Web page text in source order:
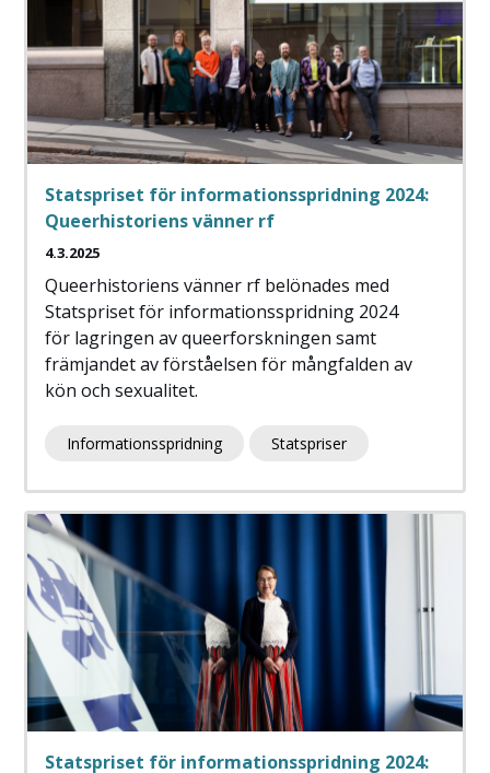
Statspriset för informationsspridning 2024:
Queerhistoriens vänner rf
4.3.2025
Queerhistoriens vänner rf belönades med
Statspriset för informationsspridning 2024
för lagringen av queerforskningen samt
främjandet av förståelsen för mångfalden av
kön och sexualitet.
Informationsspridning Statspriser
Statspriset för informationsspridning 2024: